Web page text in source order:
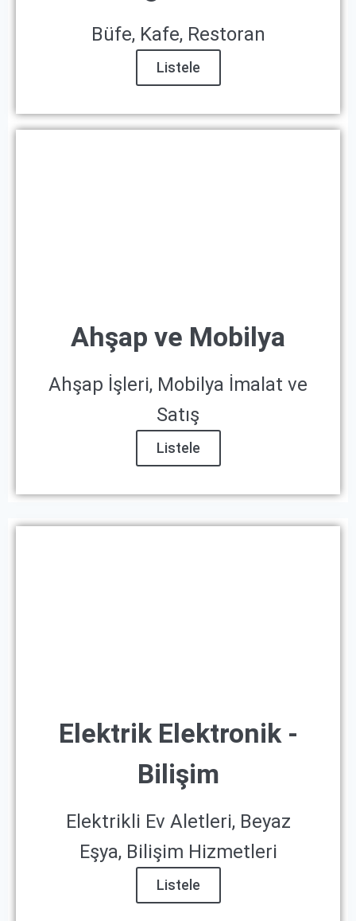
Büfe, Kafe, Restoran
Listele
Ahşap ve Mobilya
Ahşap İşleri, Mobilya İmalat ve
Satış
Listele
Elektrik Elektronik -
Bilişim
Elektrikli Ev Aletleri, Beyaz
Eşya, Bilişim Hizmetleri
Listele